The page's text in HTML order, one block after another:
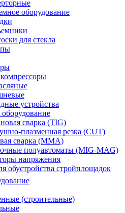
оборудование
для стекла
устройства
сварка (TIG)
плазменная резка (CUT)
сварка (ММА)
полуавтоматы (MIG-MAG)
напряжения
обустройства стройплощадок
(строительные)